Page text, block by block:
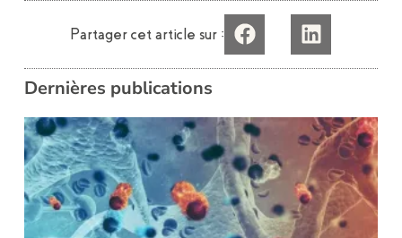
Partager cet article sur :
Dernières publications